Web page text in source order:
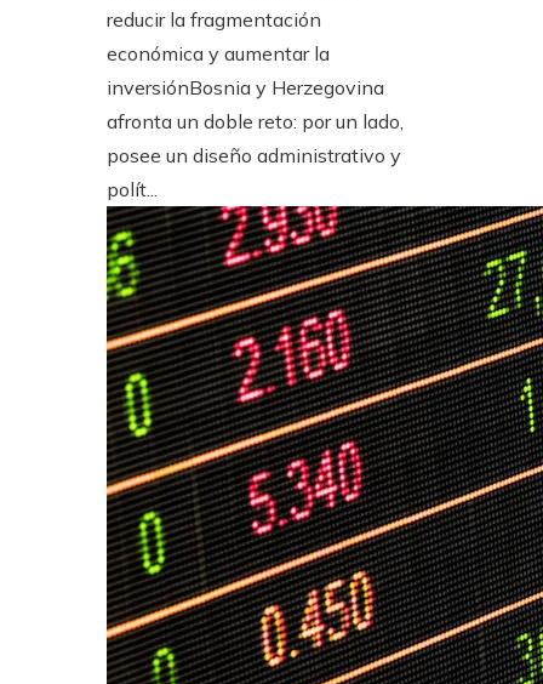
reducir la fragmentación
económica y aumentar la
inversiónBosnia y Herzegovina
afronta un doble reto: por un lado,
posee un diseño administrativo y
polít...